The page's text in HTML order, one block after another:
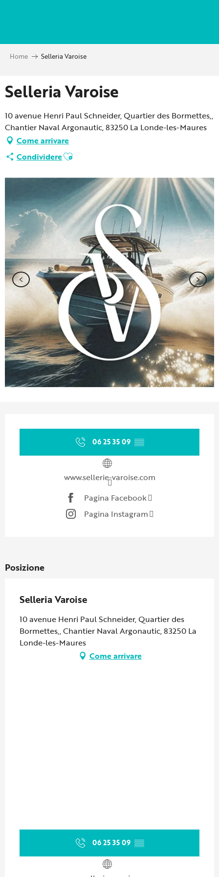
principal
Home Selleria Varoise
Selleria Varoise
10 avenue Henri Paul Schneider, Quartier des Bormettes,,
Chantier Naval Argonautic, 83250 La Londe-les-Maures
Come arrivare
CondividereAjouter aux favoris
06 25 35 09 ▒▒
www.sellerie-varoise.com
Pagina Facebook
Pagina Instagram
Posizione
Selleria Varoise
10 avenue Henri Paul Schneider, Quartier des
Bormettes,, Chantier Naval Argonautic, 83250 La
Londe-les-Maures
Come arrivare
06 25 35 09 ▒▒